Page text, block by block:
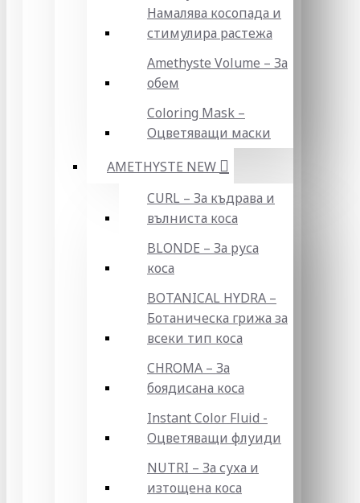
Намалява косопада и
стимулира растежа
Amethyste Volume – За
обем
Coloring Mask –
Оцветяващи маски
AMETHYSTE NEW
CURL – За къдрава и
вълниста коса
BLONDE – За руса
коса
BOTANICAL HYDRA –
Ботаническа грижа за
всеки тип коса
CHROMA – За
боядисана коса
Instant Color Fluid -
Оцветяващи флуиди
NUTRI – За суха и
изтощена коса